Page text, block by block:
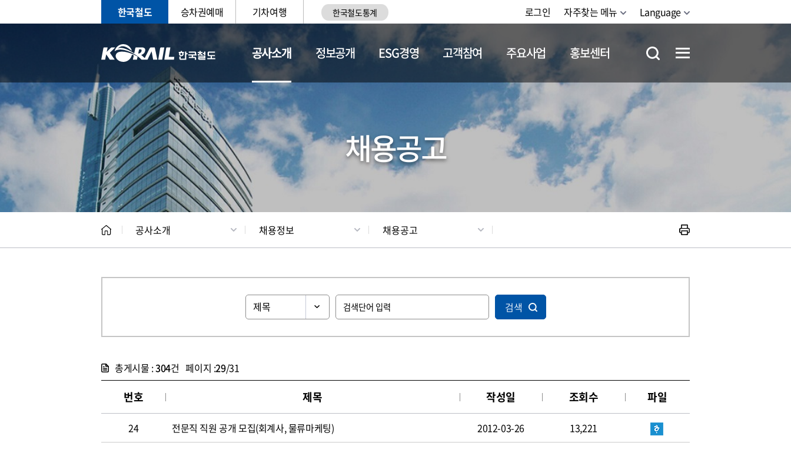
한국철도 승차권예매 기차여행 한국철도통계 로그인 자주찾는 메뉴 Language
공사소개
CEO 일반현황 채용정보
정보공개 ESG경영 고객참여 주요사업 홍보센터
채용공고
공사소개 채용정보 채용공고
검색
총게시물 :304건 페이지 :29/31
번호 제목 작성일 조회수 파일
24 전문직 직원 공개 모집(회계사, 물류마케팅) 2012-03-26 13,221